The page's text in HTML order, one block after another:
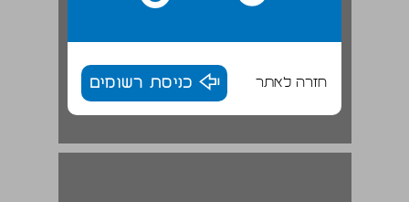
חזרה לאתר כניסת רשומים